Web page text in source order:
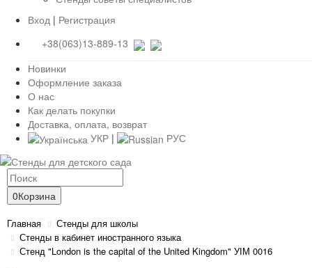
Вход | Регистрация
+38(063)13-889-13
Новинки
Оформление заказа
О нас
Как делать покупки
Доставка, оплата, возврат
УКР | РУС
0Корзина
Главная
Стенды для школы
Стенды в кабинет иностранного языка
Стенд "London is the capital of the United Kingdom" УІМ 0016